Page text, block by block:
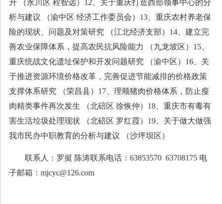
升 （永川区 程智远）12、关于重庆打造西部领事中心的分
析与建议 （渝中区 经济工作委员会）13、重庆农村养老保
险的现状、问题及对策研究 （江北经济支部）14、建立完
善农业保障体系，提高农民抗风险能力 （九龙坡区）15、
重庆统战文化遗址保护和开发问题研究 （渝中区）16、关
于推进资源环境价格改革，完善促进节能减排的价格政策
支撑体系研究 （荣昌县）17、理顺猪肉价格体系，防止瘦
肉精类事件再次发生 （北碚区 徐恢仲）18、重庆市有毒有
害生活垃圾处理现状 （北碚区 罗红霞）19、关于做大做强
我市民办中职教育的分析与建议 （沙坪坝区）
联系人：罗挺 陈涛联系电话：63853570 63708175 电
子邮箱：mjcyc@126.com